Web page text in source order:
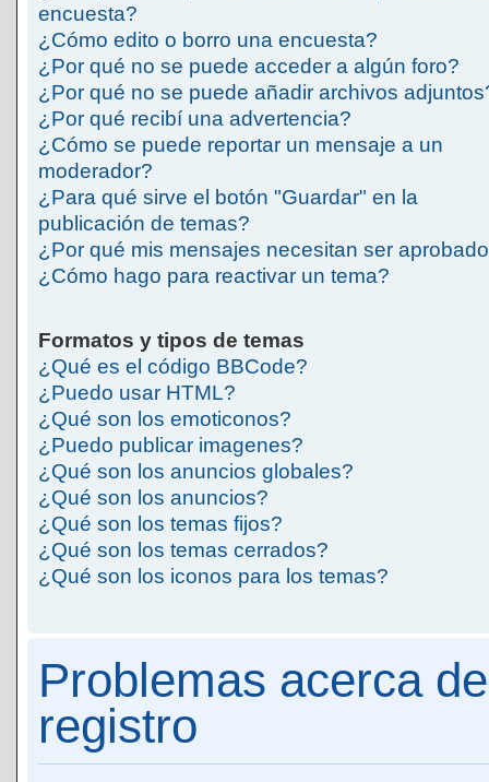
encuesta?
¿Cómo edito o borro una encuesta?
¿Por qué no se puede acceder a algún foro?
¿Por qué no se puede añadir archivos
¿Por qué recibí una advertencia?
¿Cómo se puede reportar un mensaje a un
moderador?
¿Para qué sirve el botón "Guardar" en la
publicación de temas?
¿Por qué mis mensajes necesitan ser
¿Cómo hago para reactivar un tema?
Formatos y tipos de temas
¿Qué es el código BBCode?
¿Puedo usar HTML?
¿Qué son los emoticonos?
¿Puedo publicar imagenes?
¿Qué son los anuncios globales?
¿Qué son los anuncios?
¿Qué son los temas fijos?
¿Qué son los temas cerrados?
¿Qué son los iconos para los temas?
Problemas acerca
registro